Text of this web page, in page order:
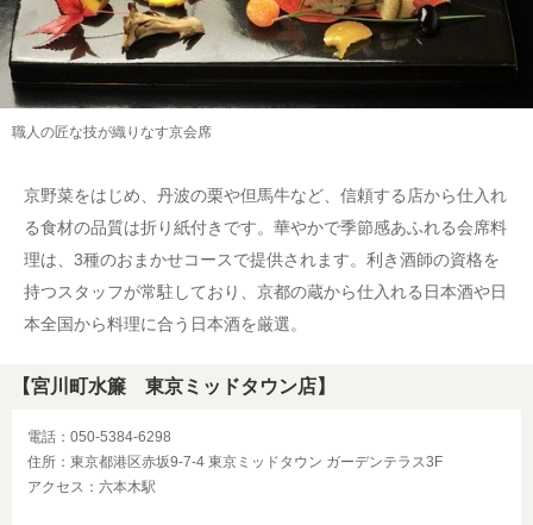
職人の匠な技が織りなす京会席
京野菜をはじめ、丹波の栗や但馬牛など、信頼する店から仕入れ
る食材の品質は折り紙付きです。華やかで季節感あふれる会席料
理は、3種のおまかせコースで提供されます。利き酒師の資格を
持つスタッフが常駐しており、京都の蔵から仕入れる日本酒や日
本全国から料理に合う日本酒を厳選。
【宮川町水簾 東京ミッドタウン店】
電話：050-5384-6298
住所：東京都港区赤坂9-7-4 東京ミッドタウン ガーデンテラス3F
アクセス：六本木駅